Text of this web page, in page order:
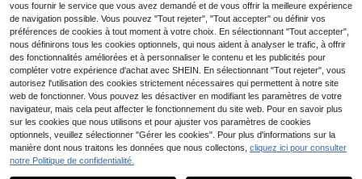
es femmes, soins des pieds, essenti
el de voyage, lime à pieds, pédicur
e, outils de pédicure, brosse à pied
s, fournitures de soins des ongles, e
ssentiel de voyage, essentiel de ca
mping, pédicure, voyage, outils pou
r hommes, pédicure
vous fournir le service que vous avez demandé et de vous offrir la meilleure expérience
de navigation possible. Vous pouvez "Tout rejeter", "Tout accepter" ou définir vos
préférences de cookies à tout moment à votre choix. En sélectionnant "Tout accepter",
nous définirons tous les cookies optionnels, qui nous aident à analyser le trafic, à offrir
des fonctionnalités améliorées et à personnaliser le contenu et les publicités pour
compléter votre expérience d'achat avec SHEIN. En sélectionnant "Tout rejeter", vous
autorisez l'utilisation des cookies strictement nécessaires qui permettent à notre site
web de fonctionner. Vous pouvez les désactiver en modifiant les paramètres de votre
navigateur, mais cela peut affecter le fonctionnement du site web. Pour en savoir plus
sur les cookies que nous utilisons et pour ajuster vos paramètres de cookies
optionnels, veuillez sélectionner "Gérer les cookies". Pour plus d'informations sur la
manière dont nous traitons les données que nous collectons, cliquez ici pour consulter
notre Politique de confidentialité.